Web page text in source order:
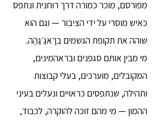
מפורסם, מוכר כמורה דרך רוחנית ונתפס
כאיש מוסרי על ידי הציבור — וגם הוא
שוהה את תקופת הגשמים ברָאגַ׳גַהַה.
מי מבין אותם סגפנים ובראהמינים,
המקובלים, מוערכים, בעלי קבוצות
ותהילה, שנתפסים כראויים ונעלים בעיני
ההמון — מי מהם זוכה להוקרה, לכבוד,